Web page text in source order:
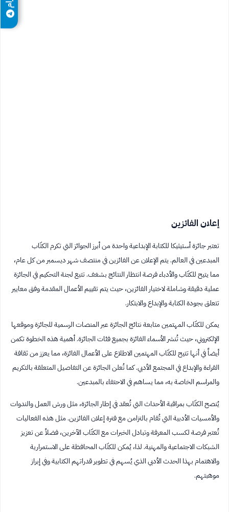
إعلان الفائزين
تعتبر جائزة أستيثيكا للكتابة الإبداعية واحدة من أبرز الجوائز التي تكرم الكتّاب
المبدعين في العالم. يتم الإعلان عن الفائزين في منتصف شهر ديسمبر من كل عام،
مما يتيح للكتّاب والأدباء فرصة انتظار النتائج بشغف. تتبع لجنة التحكيم في الجائزة
عملية دقيقة وشاملة لاختيار الفائزين، حيث يتم تقييم الأعمال المقدمة وفق معايير
تتعلق بجودة الكتابة والإبداع والابتكار.
يمكن للكتّاب المهتمين متابعة نتائج الجائزة عبر المنصات الرسمية للجائزة وموقعها
الإلكتروني، حيث تُنشر الأسماء الفائزة بجميع فئات الجائزة. أهمية هذه الخطوة تكمن
أيضاً في أنها تتيح للكتّاب المهتمين الاطلاع على الأعمال الفائزة، مما يعزز من ثقافة
القراءة والإبداع في المجتمع الأدبي. كما تُعلن الجائزة عن التفاصيل المتعلقة بالتكريم
والمراسم الخاصة به، مما يساهم في الاحتفاء بالمبدعين.
يُنصح الكتّاب بمراقبة الأحداث التي تُعقد في إطار الجائزة، مثل ورش العمل والندوات
والأمسيات الأدبية التي تُقام بالتزامن مع فترة إعلان الفائزين. مثل هذه الفعاليات
تُعتبر فرصة لكسب المعرفة وتبادل الخبرات مع الكتّاب الآخرين، فضلاً عن تعزيز
الشبكات الاجتماعية والمهنية. لذا، يُمكن للكتّاب المحافظة على الاستمرارية
والاهتمام بهذا الحدث الأدبي الذي يُسهم في تطوير قدراتهم الكتابية وفي إبراز
موهبتهم.